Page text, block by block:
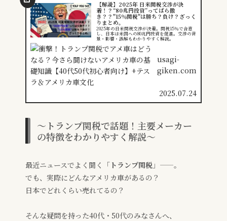
【解説】2025年 日米関税交渉が決
着！？“80兆円投資”ってばら撒
き？？"15％関税"は勝ち？負け？ざっく
りまとめ。
2025年の日米関税交渉が決着。関税15％で合意
し、日本は米国への80兆円投資を促進。交渉の背
景・影響・誤解もわかりやすく解説。
usagi-
giken.com
2025.07.24
～トランプ関税で話題！主要メーカー
の特徴をわかりやすく解説～
最近ニュースでよく聞く「 トランプ関税 」——。
でも、実際にどんなアメリカ車があるの？
日本でどれくらい売れてるの？
そんな疑問を持った40代・50代のみなさんへ、